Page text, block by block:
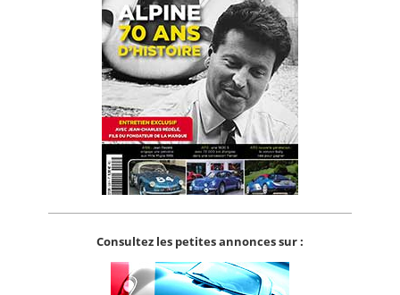
Consultez les petites annonces sur :